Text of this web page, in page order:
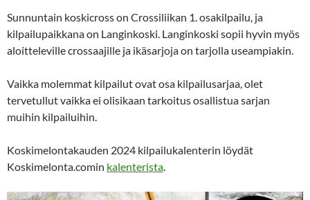
Sunnuntain koskicross on Crossiliikan 1. osakilpailu, ja
kilpailupaikkana on Langinkoski. Langinkoski sopii hyvin myös
aloitteleville crossaajille ja ikäsarjoja on tarjolla useampiakin.
Vaikka molemmat kilpailut ovat osa kilpailusarjaa, olet
tervetullut vaikka ei olisikaan tarkoitus osallistua sarjan
muihin kilpailuihin.
Koskimelontakauden 2024 kilpailukalenterin löydät
Koskimelonta.comin kalenterista.